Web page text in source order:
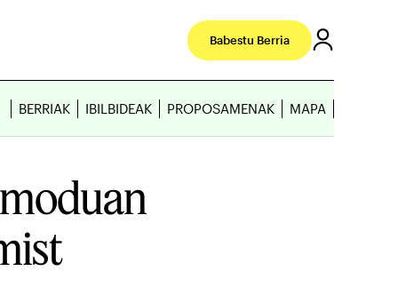
Babestu Berria
BERRIAK IBILBIDEAK PROPOSAMENAK MAPA